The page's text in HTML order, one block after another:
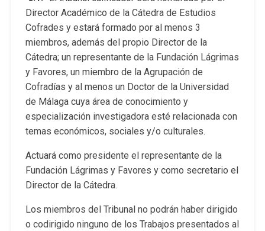
Director Académico de la Cátedra de Estudios
Cofrades y estará formado por al menos 3
miembros, además del propio Director de la
Cátedra; un representante de la Fundación Lágrimas
y Favores, un miembro de la Agrupación de
Cofradías y al menos un Doctor de la Universidad
de Málaga cuya área de conocimiento y
especialización investigadora esté relacionada con
temas económicos, sociales y/o culturales.
Actuará como presidente el representante de la
Fundación Lágrimas y Favores y como secretario el
Director de la Cátedra.
Los miembros del Tribunal no podrán haber dirigido
o codirigido ninguno de los Trabajos presentados al